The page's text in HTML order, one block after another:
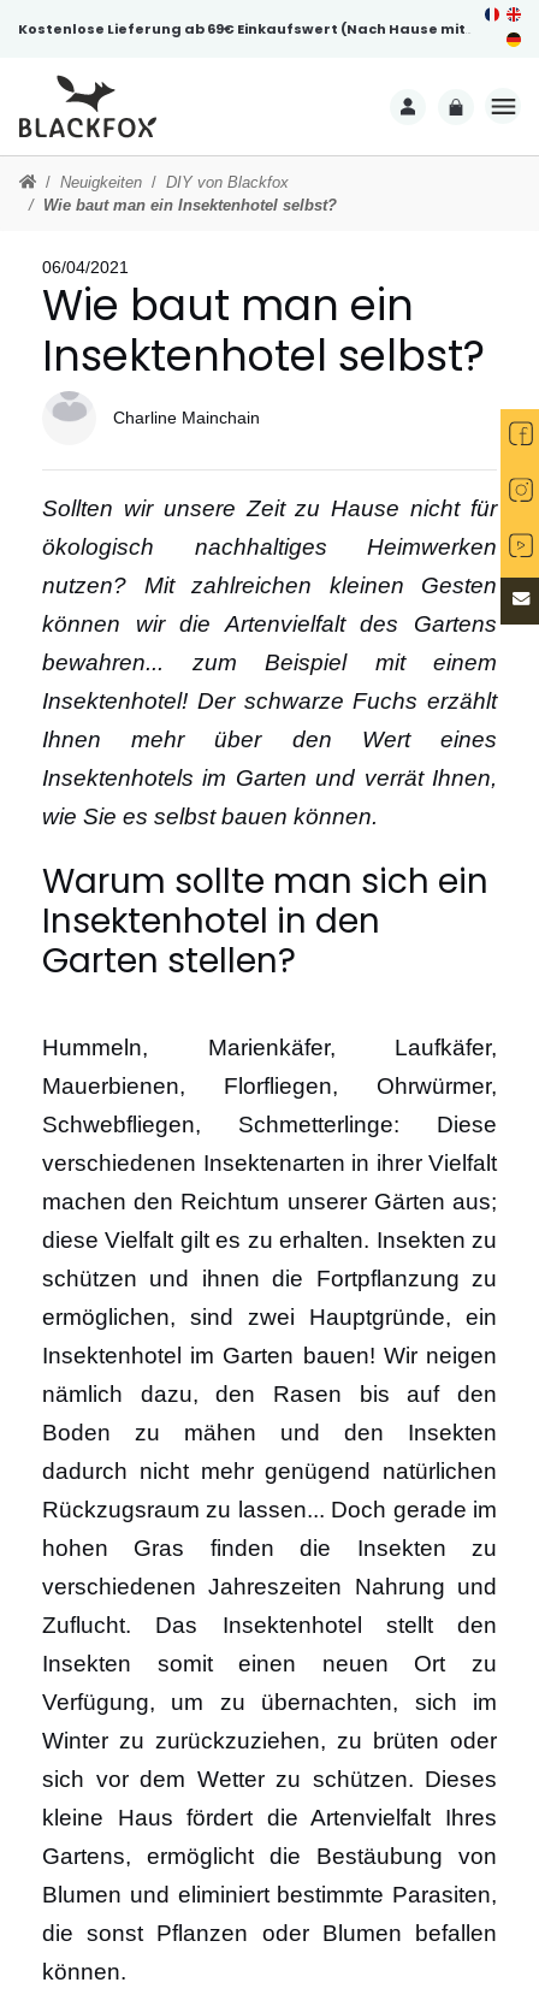
Kostenlose Lieferung ab 69€ Einkaufswert (Nach Hause mit Unterschrift)
Neuigkeiten
DIY von Blackfox
Wie baut man ein Insektenhotel selbst?
06/04/2021
Wie baut man ein
Insektenhotel selbst?
Charline Mainchain
Sollten wir unsere Zeit zu Hause nicht für
ökologisch nachhaltiges Heimwerken
nutzen? Mit zahlreichen kleinen Gesten
können wir die Artenvielfalt des Gartens
bewahren... zum Beispiel mit einem
Insektenhotel! Der schwarze Fuchs erzählt
Ihnen mehr über den Wert eines
Insektenhotels im Garten und verrät Ihnen,
wie Sie es selbst bauen können.
Warum sollte man sich ein
Insektenhotel in den
Garten stellen?
Hummeln, Marienkäfer, Laufkäfer,
Mauerbienen, Florfliegen, Ohrwürmer,
Schwebfliegen, Schmetterlinge: Diese
verschiedenen Insektenarten in ihrer Vielfalt
machen den Reichtum unserer Gärten aus;
diese Vielfalt gilt es zu erhalten. Insekten zu
schützen und ihnen die Fortpflanzung zu
ermöglichen, sind zwei Hauptgründe, ein
Insektenhotel im Garten bauen! Wir neigen
nämlich dazu, den Rasen bis auf den
Boden zu mähen und den Insekten
dadurch nicht mehr genügend natürlichen
Rückzugsraum zu lassen... Doch gerade im
hohen Gras finden die Insekten zu
verschiedenen Jahreszeiten Nahrung und
Zuflucht. Das Insektenhotel stellt den
Insekten somit einen neuen Ort zu
Verfügung, um zu übernachten, sich im
Winter zu zurückzuziehen, zu brüten oder
sich vor dem Wetter zu schützen. Dieses
kleine Haus fördert die Artenvielfalt Ihres
Gartens, ermöglicht die Bestäubung von
Blumen und eliminiert bestimmte Parasiten,
die sonst Pflanzen oder Blumen befallen
können.